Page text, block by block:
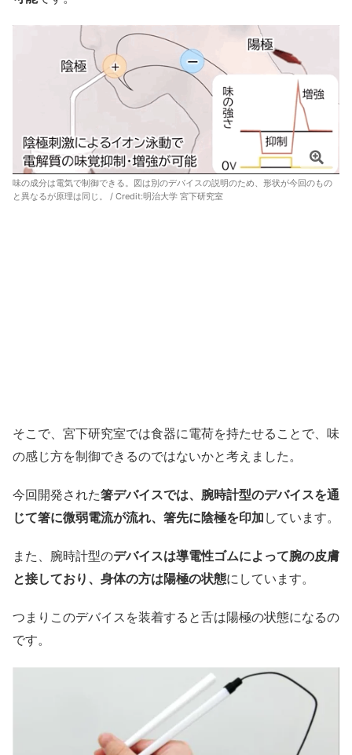
味の成分は電気で制御できる。図は別のデバイスの説明のため、形状が今回のもの
と異なるが原理は同じ。 / Credit:明治大学 宮下研究室
そこで、宮下研究室では食器に電荷を持たせることで、味
の感じ方を制御できるのではないかと考えました。
今回開発された箸デバイスでは、腕時計型のデバイスを通
じて箸に微弱電流が流れ、箸先に陰極を印加 しています。
また、腕時計型のデバイスは導電性ゴムによって腕の皮膚
と接しており、身体の方は陽極の状態にしています。
つまりこのデバイスを装着すると舌は陽極の状態になるの
です。